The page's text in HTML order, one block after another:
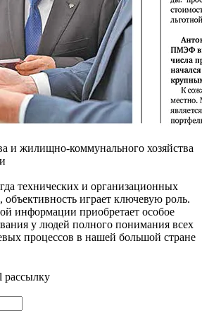
и жилищно-коммунального хозяйства
технических и организационных
играет ключевую роль.
информации приобретает особое
у людей полного понимания всех
процессов в нашей большой стране
рассылку